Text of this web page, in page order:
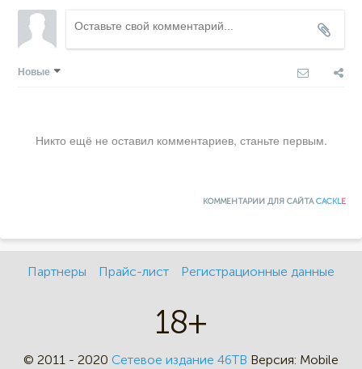
Новые
Никто ещё не оставил комментариев, станьте первым.
КОММЕНТАРИИ ДЛЯ САЙТАCACKLE
Партнеры Прайс-лист Регистрационные данные
18+
© 2011 - 2020 Сетевое издание 46ТВ Версия: Mobile